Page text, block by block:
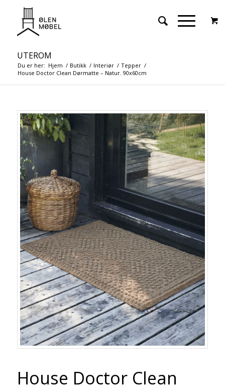
UTEROM
Du er her: Hjem / Butikk / Interiør / Tepper /
House Doctor Clean Dørmatte – Natur. 90x60cm
House Doctor Clean